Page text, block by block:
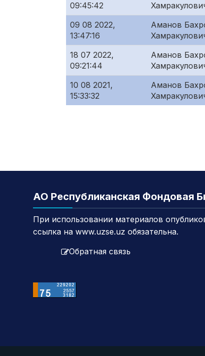
09:45:42
09 08 2022,
13:47:16
Аманов
18 07 2022,
09:21:44
Аманов
10 08 2021,
15:33:32
Аманов
АО Республиканская Фондовая
При использовании материалов
ссылка на www.uzse.uz обязательна.
Обратная связь